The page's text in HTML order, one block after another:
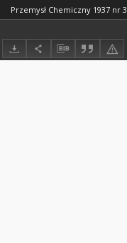
Przemysł Chemiczny 1937 nr 3